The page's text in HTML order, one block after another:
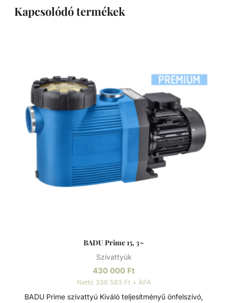
Kapcsolódó termékek
BADU Prime 15, 3~
Szivattyúk
430 000 Ft
Nettó 338 583 Ft + ÁFA
BADU Prime szivattyú Kiváló teljesítményű önfelszívó,